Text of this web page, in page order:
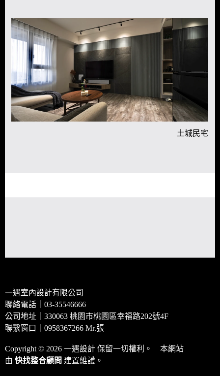
土城民宅
一遇室內設計有限公司
聯絡電話｜03-35546666
公司地址｜330063 桃園市桃園區幸福路202號4F
聯繫窗口｜0958367266 Mr.張
Copyright © 2026 一遇設計 保留一切權利。 本網站
由 快找整合顧問 建置維護。